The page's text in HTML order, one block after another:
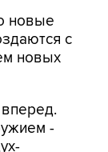
новые
с
новых
-